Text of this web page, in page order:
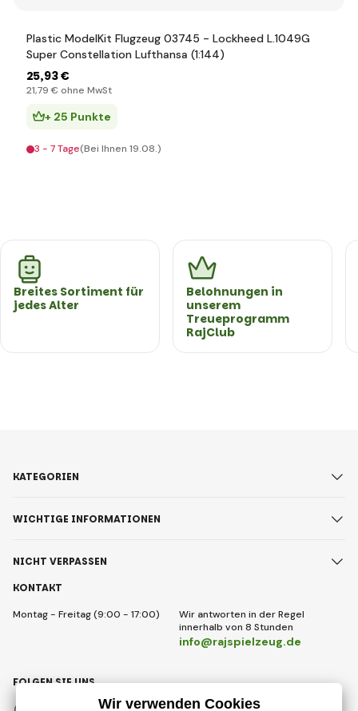
Plastic ModelKit Flugzeug 03745 - Lockheed L.1049G
Super Constellation Lufthansa (1:144)
25,93 €
21,79 € ohne MwSt
+ 25 Punkte
3 - 7 Tage(Bei Ihnen 19.08.)
Breites Sortiment für
jedes Alter
Belohnungen in
unserem
Treueprogramm
RajClub
KONTAKT
Montag - Freitag (9:00 - 17:00)
Wir antworten in der Regel
innerhalb von 8 Stunden
info@rajspielzeug.de
KATEGORIEN
WICHTIGE INFORMATIONEN
NICHT VERPASSEN
FOLGEN SIE UNS